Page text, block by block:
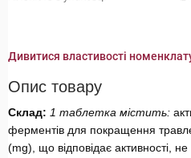
Дивитися властивості
Опис товару
Склад: 1 таблетка містить:
ферментів для покращення
(mg), що відповідає активності,